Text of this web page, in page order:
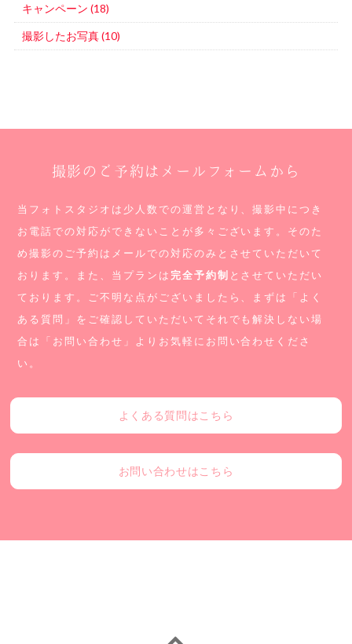
キャンペーン (18)
撮影したお写真 (10)
撮影のご予約はメールフォームから
当フォトスタジオは少人数での運営となり、撮影中につき
お電話での対応ができないことが多々ございます。 そのた
め撮影のご予約はメールでの対応のみとさせていただいて
おります。
また、当プランは 完全予約制 とさせていただい
ております。
ご不明な点がございましたら、まずは「よく
ある質問」をご確認していただいて それでも解決しない場
合は「お問い合わせ」よりお気軽にお問い合わせくださ
い。
よくある質問はこちら
お問い合わせはこちら